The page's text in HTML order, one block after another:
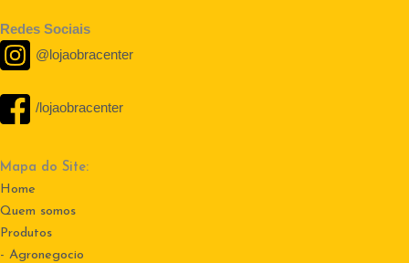
Redes Sociais
@lojaobracenter
/lojaobracenter
Mapa do Site:
Home
Quem somos
Produtos
- Agronegocio